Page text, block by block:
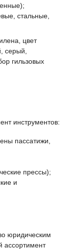
стальные,
цвет
серый,
гильзовых
инструментов:
пассатижи,
прессы);
и
юридическим
ассортимент